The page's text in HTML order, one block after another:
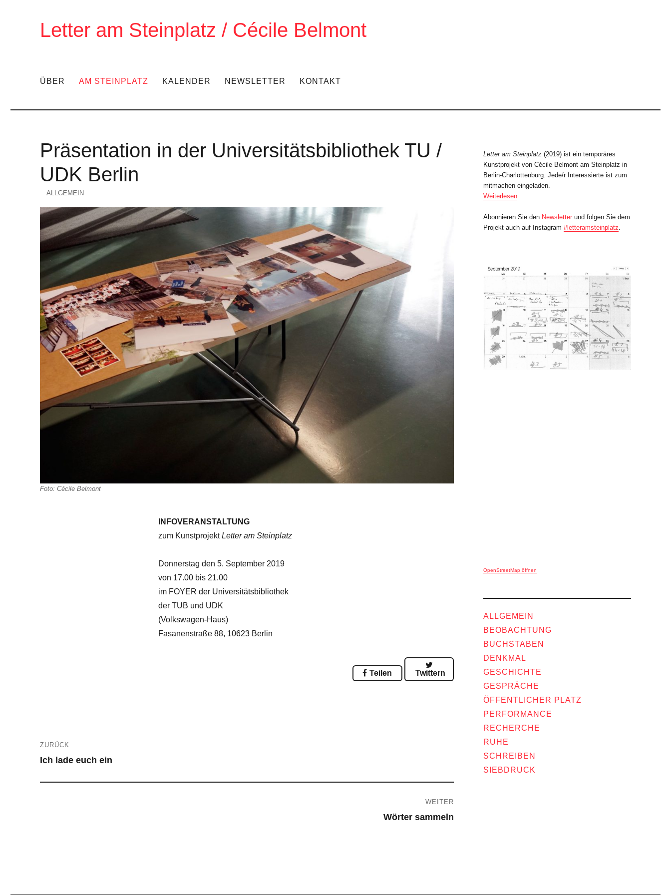
Letter am Steinplatz / Cécile Belmont
ÜBER AM STEINPLATZ KALENDER NEWSLETTER KONTAKT
Präsentation in der Universitätsbibliothek TU /
UDK Berlin
Veröffentlicht
am
KATEGORIEN
ALLGEMEIN
Foto: Cécile Belmont
INFOVERANSTALTUNG
zum KunstprojektLetter am Steinplatz
Donnerstag den 5. September 2019
von 17.00 bis 21.00
im FOYER der Universitätsbibliothek
der TUB und UDK
(Volkswagen-Haus)
Fasanenstraße 88, 10623 Berlin
Teilen Twittern
ZURÜCK
Vorheriger
Ich lade euch ein
WEITER
Wörter sammeln
Letter am Steinplatz (2019) ist ein temporäres
Kunstprojekt von Cécile Belmont am Steinplatz in
Berlin-Charlottenburg. Jede/r Interessierte ist zum
mitmachen eingeladen.
Weiterlesen
Abonnieren Sie den Newsletterund folgen Sie dem
Projekt auch auf Instagram #letteramsteinplatz.
OpenStreetMap öffnen
ALLGEMEIN
BEOBACHTUNG
BUCHSTABEN
DENKMAL
GESCHICHTE
GESPRÄCHE
ÖFFENTLICHER PLATZ
PERFORMANCE
RECHERCHE
RUHE
SCHREIBEN
SIEBDRUCK